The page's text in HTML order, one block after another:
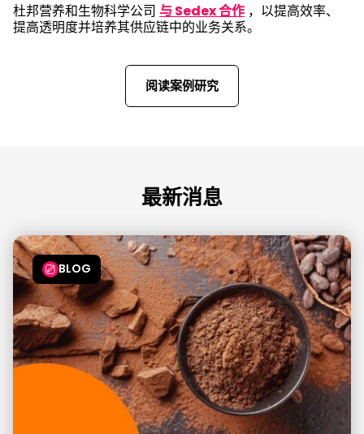
杜邦营养和生物科学公司 与 Sedex 合作 ，以提高效率、
提高透明度并培养其供应链中的业务关系。
阅读案例研究
最新消息
BLOG